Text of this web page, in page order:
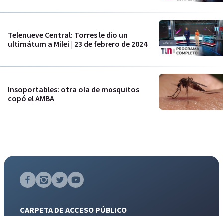
Telenueve Central: Torres le dio un
ultimátum a Milei | 23 de febrero de 2024
Insoportables: otra ola de mosquitos
copó el AMBA
CARPETA DE ACCESO PÚBLICO